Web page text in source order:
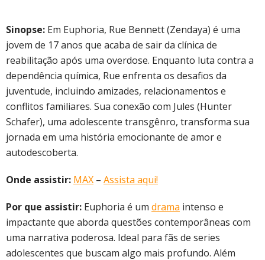
Sinopse: Em Euphoria, Rue Bennett (Zendaya) é uma
jovem de 17 anos que acaba de sair da clínica de
reabilitação após uma overdose. Enquanto luta contra a
dependência química, Rue enfrenta os desafios da
juventude, incluindo amizades, relacionamentos e
conflitos familiares. Sua conexão com Jules (Hunter
Schafer), uma adolescente transgênro, transforma sua
jornada em uma história emocionante de amor e
autodescoberta.
Onde assistir: MAX – Assista aqui!
Por que assistir: Euphoria é um drama intenso e
impactante que aborda questões contemporâneas com
uma narrativa poderosa. Ideal para fãs de series
adolescentes que buscam algo mais profundo. Além